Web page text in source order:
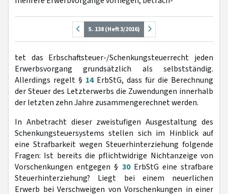
S. 138 (Heft 3/2016)
tet das Erbschaftsteuer-/Schenkungsteuerrecht jeden
Erwerbsvorgang grundsätzlich als selbstständig.
Allerdings regelt § 14ErbStG, dass für die Berechnung
der Steuer des Letzterwerbs die Zuwendungen innerhalb
der letzten zehn Jahre zusammengerechnet werden.
In Anbetracht dieser zweistufigen Ausgestaltung des
Schenkungsteuersystems stellen sich im Hinblick auf
eine Strafbarkeit wegen Steuerhinterziehung folgende
Fragen: Ist bereits die pflichtwidrige Nichtanzeige von
Vorschenkungen entgegen § 30ErbStG eine strafbare
Steuerhinterziehung? Liegt bei einem neuerlichen
Erwerb bei Verschweigen von Vorschenkungen in einer